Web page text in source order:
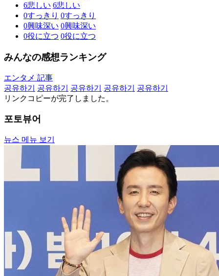
6悲しい 6悲しい
0すっきり 0すっきり
0興味深い 0興味深い
0役に立つ 0役に立つ
みんなの感想ランキング
エンタメ 記事
공유하기
공유하기 공유하기 공유하기
공유하기
リンクコピーが完了しました。
포토뷰어
뉴스 메뉴 보기